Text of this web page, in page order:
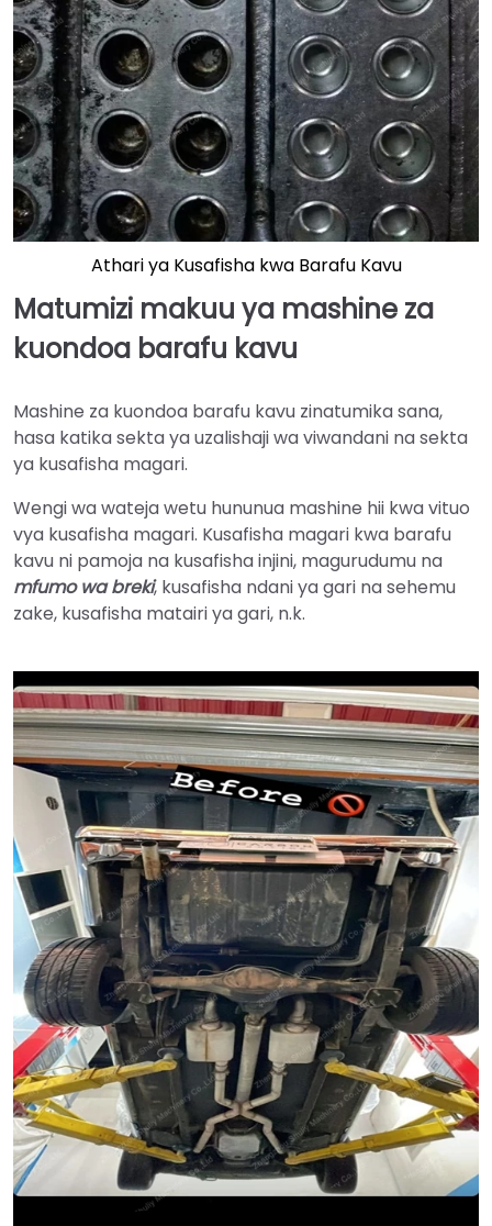
Athari ya Kusafisha kwa Barafu Kavu
Matumizi makuu ya mashine za
kuondoa barafu kavu
Mashine za kuondoa barafu kavu zinatumika sana,
hasa katika sekta ya uzalishaji wa viwandani na sekta
ya kusafisha magari.
Wengi wa wateja wetu hununua mashine hii kwa vituo
vya kusafisha magari. Kusafisha magari kwa barafu
kavu ni pamoja na kusafisha injini, magurudumu na
mfumo wa breki, kusafisha ndani ya gari na sehemu
zake, kusafisha matairi ya gari, n.k.